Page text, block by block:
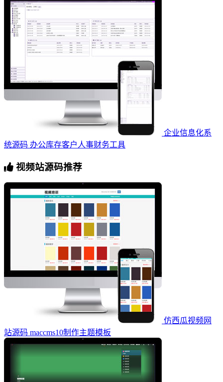
企业信息化系
统源码 办公库存客户人事财务工具
视频站源码推荐
仿西瓜视频网
站源码 maccms10制作主题模板